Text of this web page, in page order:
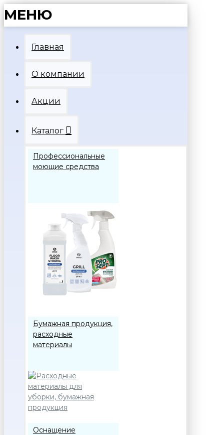
МЕНЮ
Главная
О компании
Акции
Каталог
Профессиональные
моющие средства
Бумажная продукция,
расходные
материалы
Оснащение